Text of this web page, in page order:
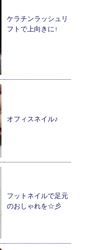
ケラチンラッシュリ
フトで上向きに↑
オフィスネイル♪
フットネイルで足元
のおしゃれを☆彡